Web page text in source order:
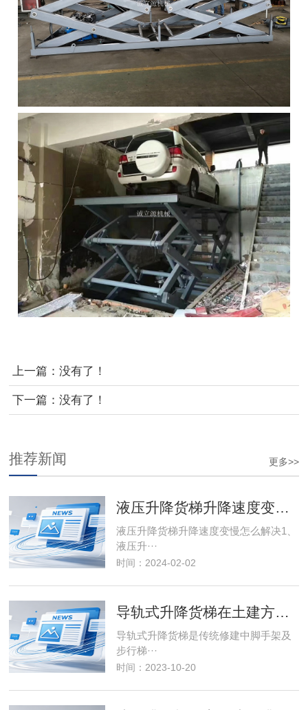
上一篇：没有了！
下一篇：没有了！
更多>>
推荐新闻
液压升降货梯升降速度变慢怎么解决
液压升降货梯升降速度变慢怎么解决1、
液压升···
时间：2024-02-02
导轨式升降货梯在土建方面优势
导轨式升降货梯是传统修建中脚手架及
步行梯···
时间：2023-10-20